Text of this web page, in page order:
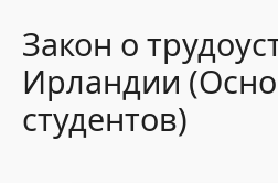
Закон о
Ирландии
студентов)